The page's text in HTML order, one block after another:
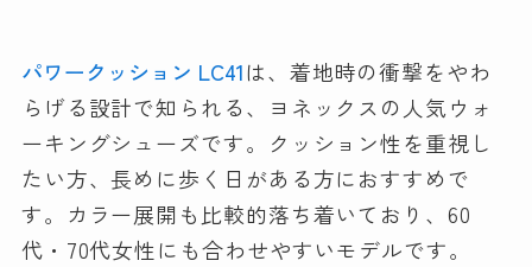
パワークッション LC41は、着地時の衝撃をやわ
らげる設計で知られる、ヨネックスの人気ウォ
ーキングシューズです。クッション性を重視し
たい方、長めに歩く日がある方におすすめで
す。カラー展開も比較的落ち着いており、60
代・70代女性にも合わせやすいモデルです。